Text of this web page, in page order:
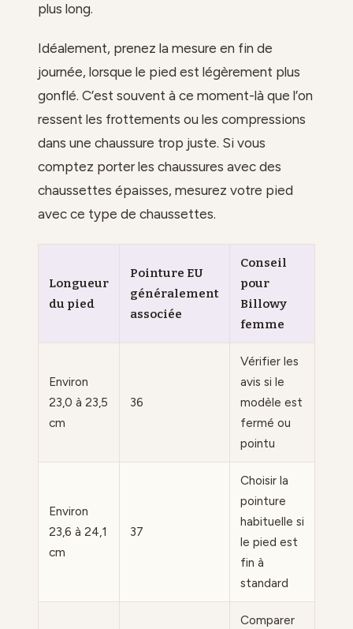
plus long.
Idéalement, prenez la mesure en fin de
journée, lorsque le pied est légèrement plus
gonflé. C’est souvent à ce moment-là que l’on
ressent les frottements ou les compressions
dans une chaussure trop juste. Si vous
comptez porter les chaussures avec des
chaussettes épaisses, mesurez votre pied
avec ce type de chaussettes.
Longueur
du pied
Pointure EU
généralement
associée
Conseil
pour
Billowy
femme
Environ
23,0 à 23,5
cm
36
Vérifier les
avis si le
modèle est
fermé ou
pointu
Environ
23,6 à 24,1
cm
37
Choisir la
pointure
habituelle si
le pied est
fin à
standard
Comparer